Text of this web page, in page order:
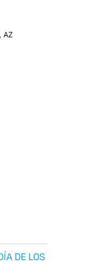
AZ
DE LOS